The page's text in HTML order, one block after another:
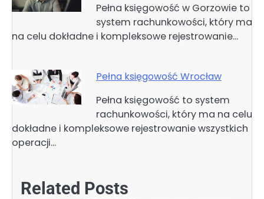
Pełna księgowość w Gorzowie to
system rachunkowości, który ma
na celu dokładne i kompleksowe rejestrowanie…
Pełna księgowość Wrocław
Pełna księgowość to system
rachunkowości, który ma na celu
dokładne i kompleksowe rejestrowanie wszystkich
operacji…
Related Posts